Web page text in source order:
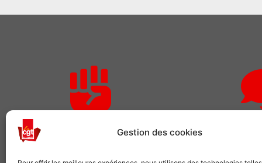
Gestion des cookies
Rejoignez-nous
Comme plusieurs centaines de
Des
Pour adhérer